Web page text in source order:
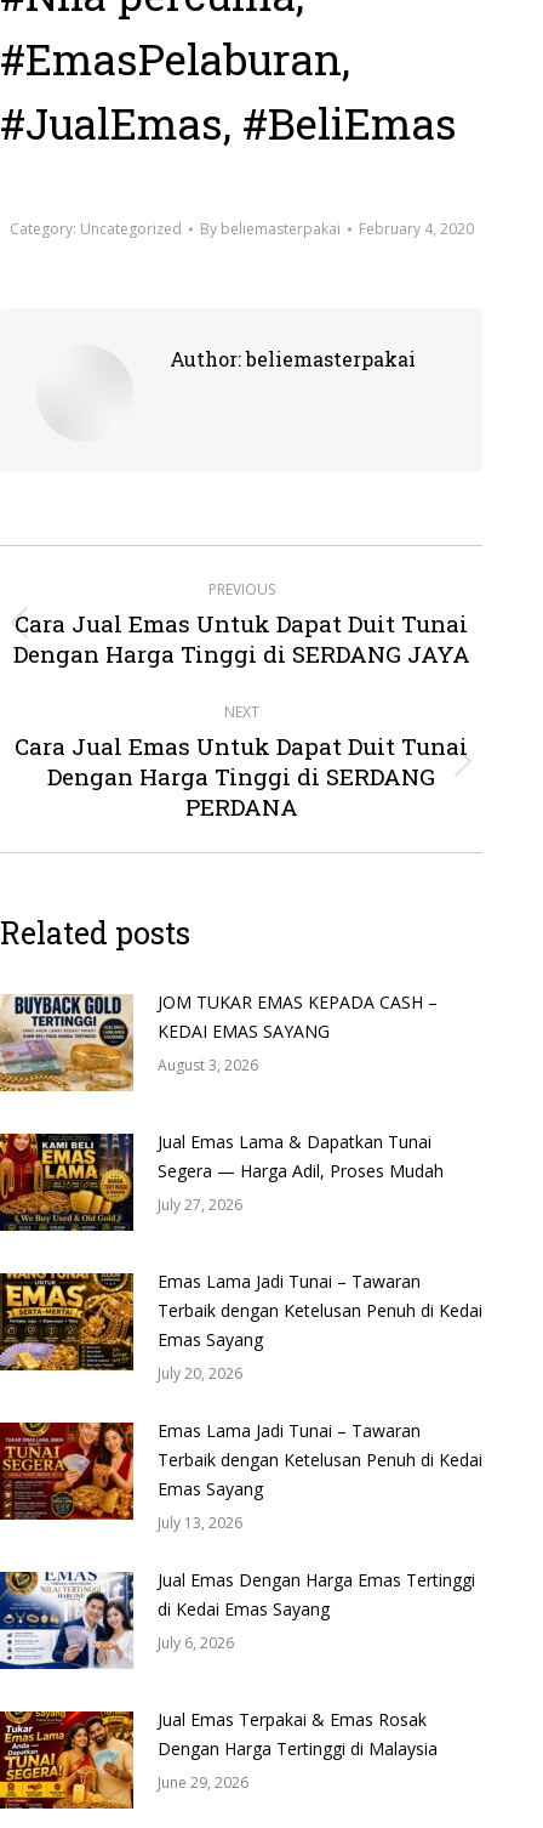
#EmasPelaburan,
#JualEmas, #BeliEmas
Category: Uncategorized By beliemasterpakai February 4, 2020
Author:beliemasterpakai
navigation
PREVIOUS
Previous
post:
Cara Jual Emas Untuk Dapat Duit Tunai
Dengan Harga Tinggi di SERDANG JAYA
NEXT
Next
post:
Cara Jual Emas Untuk Dapat Duit Tunai
Dengan Harga Tinggi di SERDANG
PERDANA
Related posts
JOM TUKAR EMAS KEPADA CASH –
KEDAI EMAS SAYANG
August 3, 2026
Jual Emas Lama & Dapatkan Tunai
Segera — Harga Adil, Proses Mudah
July 27, 2026
Emas Lama Jadi Tunai – Tawaran
Terbaik dengan Ketelusan Penuh di Kedai
Emas Sayang
July 20, 2026
Emas Lama Jadi Tunai – Tawaran
Terbaik dengan Ketelusan Penuh di Kedai
Emas Sayang
July 13, 2026
Jual Emas Dengan Harga Emas Tertinggi
di Kedai Emas Sayang
July 6, 2026
Jual Emas Terpakai & Emas Rosak
Dengan Harga Tertinggi di Malaysia
June 29, 2026